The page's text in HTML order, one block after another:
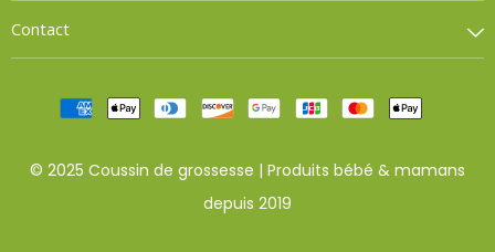
Contact
© 2025 Coussin de grossesse | Produits bébé & mamans
depuis 2019